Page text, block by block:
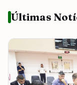
Últimas